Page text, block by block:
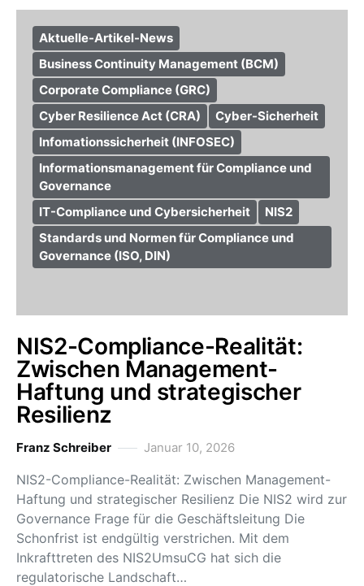
Aktuelle-Artikel-News
Business Continuity Management (BCM)
Corporate Compliance (GRC)
Cyber Resilience Act (CRA)
Cyber-Sicherheit
Infomationssicherheit (INFOSEC)
Informationsmanagement für Compliance und
Governance
IT-Compliance und Cybersicherheit
NIS2
Standards und Normen für Compliance und
Governance (ISO, DIN)
NIS2-Compliance-Realität:
Zwischen Management-
Haftung und strategischer
Resilienz
Franz Schreiber Januar 10, 2026
NIS2-Compliance-Realität: Zwischen Management-
Haftung und strategischer Resilienz Die NIS2 wird zur
Governance Frage für die Geschäftsleitung Die
Schonfrist ist endgültig verstrichen. Mit dem
Inkrafttreten des NIS2UmsuCG hat sich die
regulatorische Landschaft…